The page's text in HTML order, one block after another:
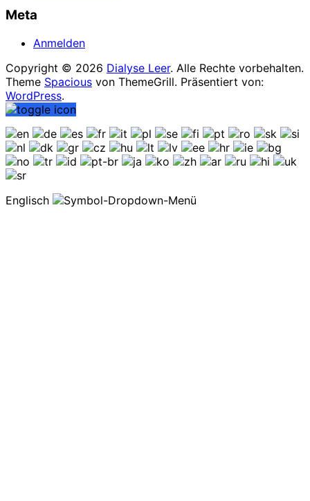
Meta
Anmelden
Copyright © 2026 Dialyse Leer. Alle Rechte vorbehalten.
Theme Spacious von ThemeGrill. Präsentiert von:
WordPress.
Englisch